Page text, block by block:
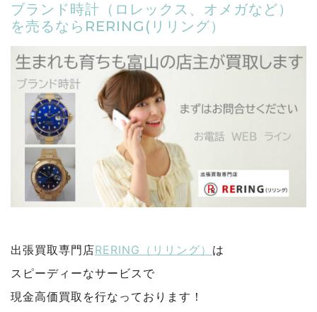
ブランド時計（ロレックス、オメガなど）
を売るならRERING(リリング）
出張買取専門店RERING（リリング） は
スピーディーなサービスで
現金高価買取を行なっております！